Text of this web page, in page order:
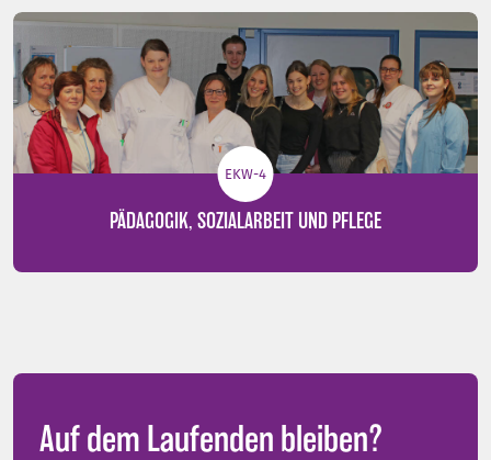
EKW-4
PÄDAGOGIK, SOZIALARBEIT UND PFLEGE
Auf dem Laufenden bleiben?